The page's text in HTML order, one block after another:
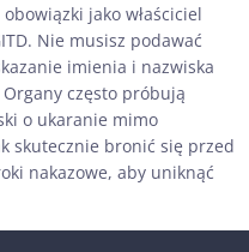
jako właściciel
Nie musisz podawać
imienia i nazwiska
często próbują
o ukaranie mimo
skutecznie bronić się przed
nakazowe, aby uniknąć